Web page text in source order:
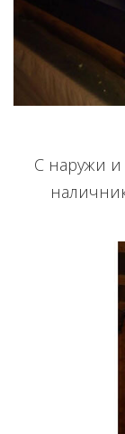
С наружи